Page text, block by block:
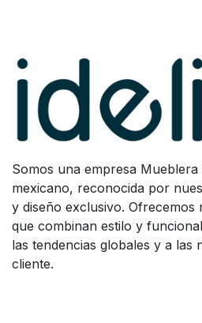
Somos una empresa
mexicano, reconocida por
y diseño exclusivo. Ofrecemos
que combinan estilo y
las tendencias globales y a las
cliente.